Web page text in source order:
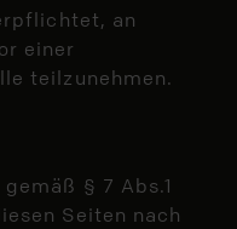
an
einer
teilzunehmen.
§ 7 Abs.1
Seiten nach